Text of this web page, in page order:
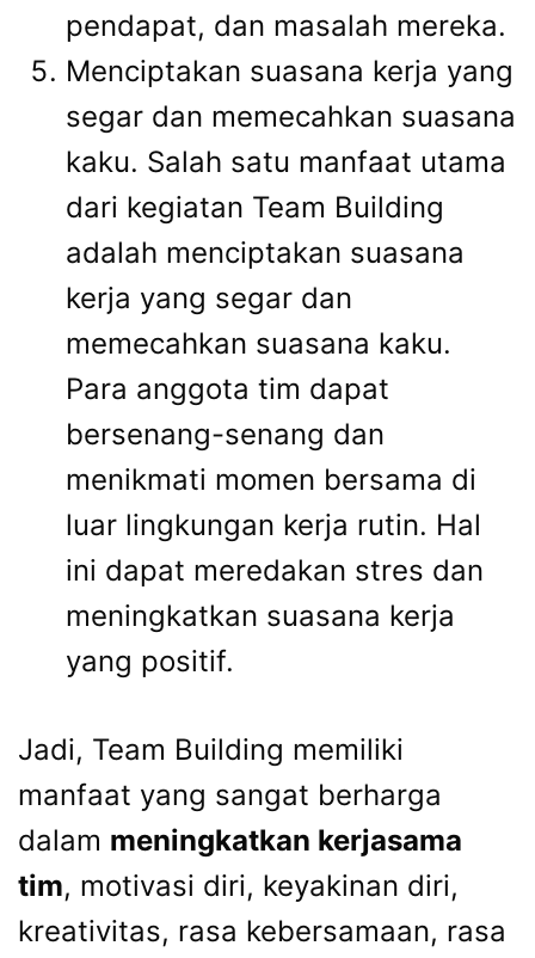
pendapat, dan masalah mereka.
Menciptakan suasana kerja yang
segar dan memecahkan suasana
kaku. Salah satu manfaat utama
dari kegiatan Team Building
adalah menciptakan suasana
kerja yang segar dan
memecahkan suasana kaku.
Para anggota tim dapat
bersenang-senang dan
menikmati momen bersama di
luar lingkungan kerja rutin. Hal
ini dapat meredakan stres dan
meningkatkan suasana kerja
yang positif.
Jadi, Team Building memiliki
manfaat yang sangat berharga
dalam meningkatkan kerjasama
tim, motivasi diri, keyakinan diri,
kreativitas, rasa kebersamaan, rasa